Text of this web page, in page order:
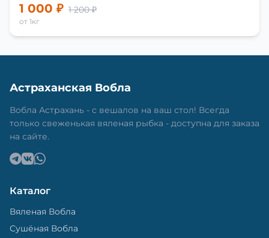
1 000 ₽ 1 200 ₽
от 1кг
Астраханская Вобла
Вобла Астрахань - с вешалов на ваш стол! Всегда
только свеженькая вяленая рыбка - доступна для заказа
на сайте.
Каталог
Вяленая Вобла
Сушёная Вобла